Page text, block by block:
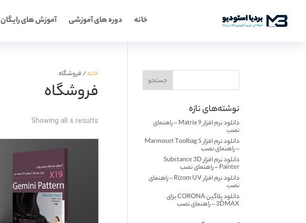
خانه دوره های آموزشی آموزش های رایگان
خانه/ فروشگاه
فروشگاه
Showing all 8 results
نوشته‌های تازه
دانلود نرم افزار Matrix 9 – راهنمای
نصب
دانلود نرم افزار Marmoset Toolbag 5
– راهنمای نصب
دانلود نرم افزار Substance 3D
Painter – راهنمای نصب
دانلود نرم افزار Rizom UV – راهنمای
نصب
دانلود پلاگین CORONA برای
3DMAX – راهنمای نصب